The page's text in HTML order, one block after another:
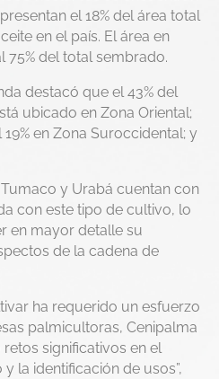
el 18% del área total
en el país. El área en
del total sembrado.
destacó que el 43% del
ubicado en Zona Oriental;
19% en Zona Suroccidental; y
y Urabá cuentan con
con este tipo de cultivo, lo
en mayor detalle su
de la cadena de
ha requerido un esfuerzo
palmicultoras, Cenipalma
significativos en el
la identificación de usos”,